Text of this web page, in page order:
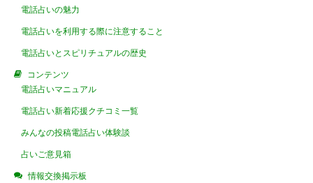
電話占いの魅力
電話占いを利用する際に注意すること
電話占いとスピリチュアルの歴史
コンテンツ
電話占いマニュアル
電話占い新着応援クチコミ一覧
みんなの投稿電話占い体験談
占いご意見箱
情報交換掲示板